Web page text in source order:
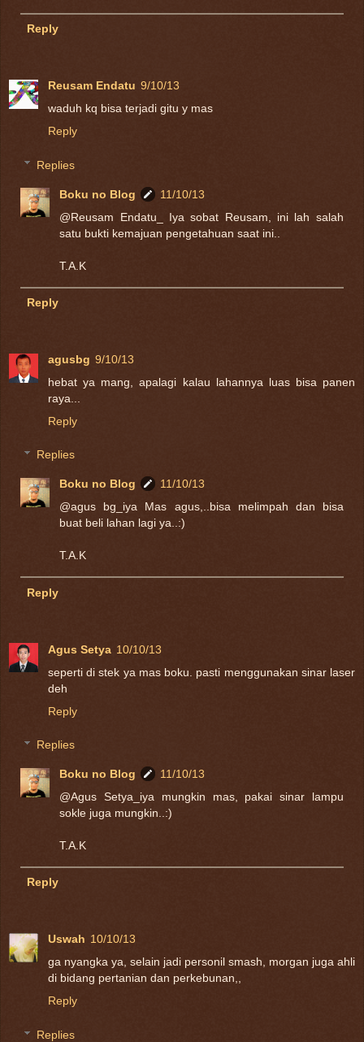
Reply
Reusam Endatu 9/10/13
waduh kq bisa terjadi gitu y mas
Reply
Replies
Boku no Blog
11/10/13
@Reusam Endatu_ Iya sobat Reusam, ini lah salah
satu bukti kemajuan pengetahuan saat ini..
T.A.K
Reply
agusbg 9/10/13
hebat ya mang, apalagi kalau lahannya luas bisa panen
raya...
Reply
Replies
Boku no Blog
11/10/13
@agus bg_iya Mas agus,..bisa melimpah dan bisa
buat beli lahan lagi ya..:)
T.A.K
Reply
Agus Setya 10/10/13
seperti di stek ya mas boku. pasti menggunakan sinar laser
deh
Reply
Replies
Boku no Blog
11/10/13
@Agus Setya_iya mungkin mas, pakai sinar lampu
sokle juga mungkin..:)
T.A.K
Reply
Uswah 10/10/13
ga nyangka ya, selain jadi personil smash, morgan juga ahli
di bidang pertanian dan perkebunan,,
Reply
Replies